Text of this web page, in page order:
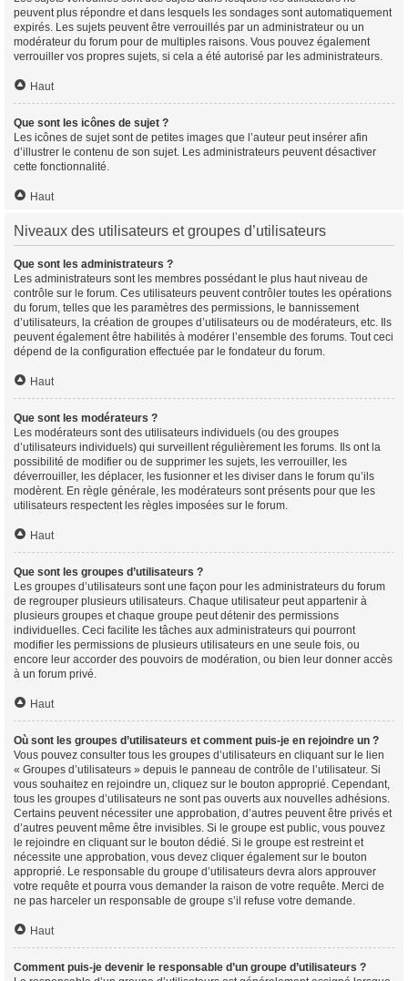
peuvent plus répondre et dans lesquels les sondages sont automatiquement
expirés. Les sujets peuvent être verrouillés par un administrateur ou un
modérateur du forum pour de multiples raisons. Vous pouvez également
verrouiller vos propres sujets, si cela a été autorisé par les administrateurs.
Haut
Que sont les icônes de sujet ?
Les icônes de sujet sont de petites images que l’auteur peut insérer afin
d’illustrer le contenu de son sujet. Les administrateurs peuvent désactiver
cette fonctionnalité.
Haut
Niveaux des utilisateurs et groupes d’utilisateurs
Que sont les administrateurs ?
Les administrateurs sont les membres possédant le plus haut niveau de
contrôle sur le forum. Ces utilisateurs peuvent contrôler toutes les opérations
du forum, telles que les paramètres des permissions, le bannissement
d’utilisateurs, la création de groupes d’utilisateurs ou de modérateurs, etc. Ils
peuvent également être habilités à modérer l’ensemble des forums. Tout ceci
dépend de la configuration effectuée par le fondateur du forum.
Haut
Que sont les modérateurs ?
Les modérateurs sont des utilisateurs individuels (ou des groupes
d’utilisateurs individuels) qui surveillent régulièrement les forums. Ils ont la
possibilité de modifier ou de supprimer les sujets, les verrouiller, les
déverrouiller, les déplacer, les fusionner et les diviser dans le forum qu’ils
modèrent. En règle générale, les modérateurs sont présents pour que les
utilisateurs respectent les règles imposées sur le forum.
Haut
Que sont les groupes d’utilisateurs ?
Les groupes d’utilisateurs sont une façon pour les administrateurs du forum
de regrouper plusieurs utilisateurs. Chaque utilisateur peut appartenir à
plusieurs groupes et chaque groupe peut détenir des permissions
individuelles. Ceci facilite les tâches aux administrateurs qui pourront
modifier les permissions de plusieurs utilisateurs en une seule fois, ou
encore leur accorder des pouvoirs de modération, ou bien leur donner accès
à un forum privé.
Haut
Où sont les groupes d’utilisateurs et comment puis-je en rejoindre un ?
Vous pouvez consulter tous les groupes d’utilisateurs en cliquant sur le lien
« Groupes d’utilisateurs » depuis le panneau de contrôle de l’utilisateur. Si
vous souhaitez en rejoindre un, cliquez sur le bouton approprié. Cependant,
tous les groupes d’utilisateurs ne sont pas ouverts aux nouvelles adhésions.
Certains peuvent nécessiter une approbation, d’autres peuvent être privés et
d’autres peuvent même être invisibles. Si le groupe est public, vous pouvez
le rejoindre en cliquant sur le bouton dédié. Si le groupe est restreint et
nécessite une approbation, vous devez cliquer également sur le bouton
approprié. Le responsable du groupe d’utilisateurs devra alors approuver
votre requête et pourra vous demander la raison de votre requête. Merci de
ne pas harceler un responsable de groupe s’il refuse votre demande.
Haut
Comment puis-je devenir le responsable d’un groupe d’utilisateurs ?